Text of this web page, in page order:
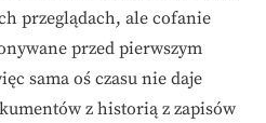
przeglądach, ale cofanie
przed pierwszym
sama oś czasu nie daje
z historią z zapisów